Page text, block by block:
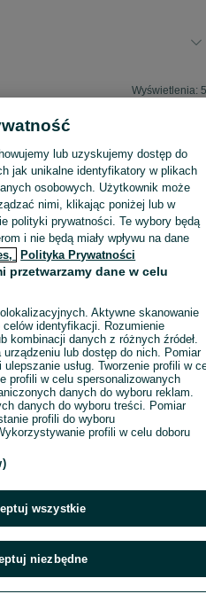
Wyświetlenia:
OLX, aby skontaktować się z
lub uzyskujemy dostęp do
jak unikalne identyfikatory w plikach
osobowych. Użytkownik może
nimi, klikając poniżej lub w
polityki prywatności. Te wybory będą
i nie będą miały wpływu na dane
Polityka Prywatności
przetwarzamy dane w celu
Aktywne skanowanie
identyfikacji. Rozumienie
kombinacji danych z różnych źródeł.
lub dostęp do nich. Pomiar
usług. Tworzenie profili w
profili w celu spersonalizowanych
danych do wyboru reklam.
danych do wyboru treści. Pomiar
profili do wyboru
profili w celu doboru
wszystkie
niezbędne